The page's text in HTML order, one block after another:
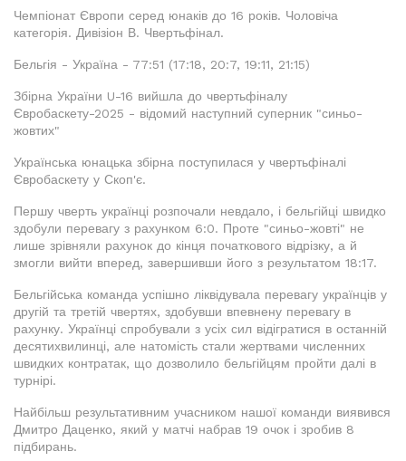
Чемпіонат Європи серед юнаків до 16 років. Чоловіча
категорія. Дивізіон В. Чвертьфінал.
Бельгія - Україна - 77:51 (17:18, 20:7, 19:11, 21:15)
Збірна України U-16 вийшла до чвертьфіналу
Євробаскету-2025 - відомий наступний суперник "синьо-
жовтих"
Українська юнацька збірна поступилася у чвертьфіналі
Євробаскету у Скоп'є.
Першу чверть українці розпочали невдало, і бельгійці швидко
здобули перевагу з рахунком 6:0. Проте "синьо-жовті" не
лише зрівняли рахунок до кінця початкового відрізку, а й
змогли вийти вперед, завершивши його з результатом 18:17.
Бельгійська команда успішно ліквідувала перевагу українців у
другій та третій чвертях, здобувши впевнену перевагу в
рахунку. Українці спробували з усіх сил відігратися в останній
десятихвилинці, але натомість стали жертвами численних
швидких контратак, що дозволило бельгійцям пройти далі в
турнірі.
Найбільш результативним учасником нашої команди виявився
Дмитро Даценко, який у матчі набрав 19 очок і зробив 8
підбирань.